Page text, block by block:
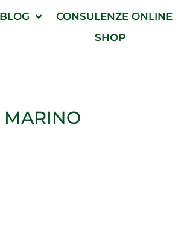
BLOG CONSULENZE ONLINE
SHOP
MARINO